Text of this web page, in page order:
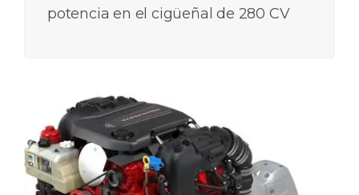
potencia en el cigüeñal de 280 CV